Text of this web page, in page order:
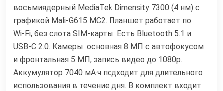
восьмиядерный MediaTek Dimensity 7300 (4 нм) с
графикой Mali-G615 MC2. Планшет работает по
Wi‑Fi, без слота SIM-карты. Есть Bluetooth 5.1 и
USB‑C 2.0. Камеры: основная 8 МП с автофокусом
и фронтальная 5 МП, запись видео до 1080p.
Аккумулятор 7040 мА·ч подходит для длительного
использования в течение дня. В комплект входит